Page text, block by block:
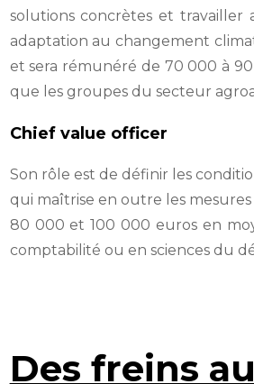
solutions concrètes et travailler
adaptation au changement
et sera rémunéré de 70 000 à
que les groupes du secteur
Chief value officer
Son rôle est de définir les
qui maîtrise en outre les
80 000 et 100 000 euros en
comptabilité ou en sciences du
Des freins